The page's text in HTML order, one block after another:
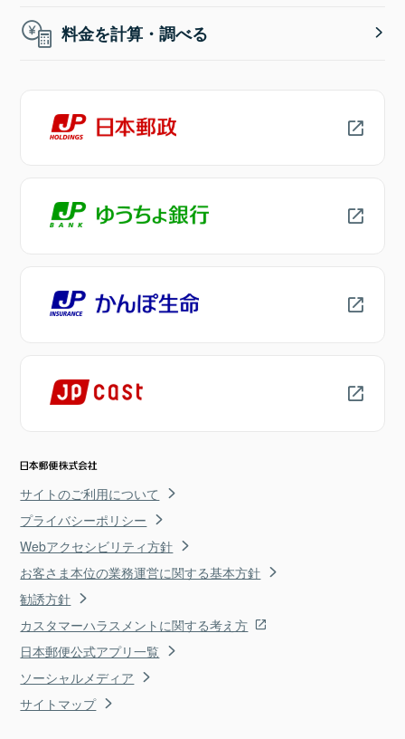
料金を計算・調べる
サイトのご利用について
プライバシーポリシー
Webアクセシビリティ方針
お客さま本位の業務運営に関する基本方針
勧誘方針
カスタマーハラスメントに関する考え方
日本郵便公式アプリ一覧
ソーシャルメディア
サイトマップ